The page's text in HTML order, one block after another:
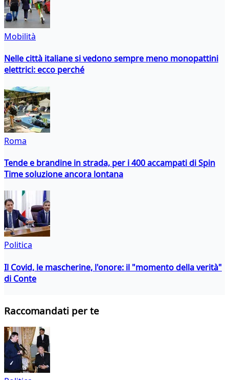
Mobilità
Nelle città italiane si vedono sempre meno monopattini
elettrici: ecco perché
Roma
Tende e brandine in strada, per i 400 accampati di Spin
Time soluzione ancora lontana
Politica
Il Covid, le mascherine, l'onore: il "momento della verità"
di Conte
Raccomandati per te